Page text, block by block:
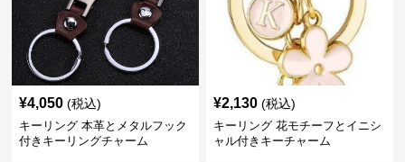
¥4,050 (税込)
キーリング 本革とメタルフック
付きキーリングチャーム
¥2,130 (税込)
キーリング 花モチーフとイニシ
ャル付きキーチャーム